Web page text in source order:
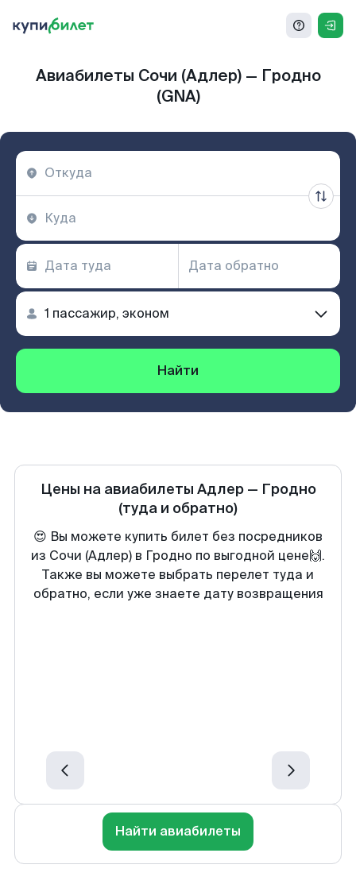
Авиабилеты Сочи (Адлер) — Гродно
(GNA)
Найти
Цены на авиабилеты Адлер— Гродно
(туда и обратно)
😍 Вы можете купить билет без посредников
из Сочи (Адлер) в Гродно по выгодной цене🙌.
Также вы можете выбрать перелет туда и
обратно, если уже знаете дату возвращения
Найти авиабилеты